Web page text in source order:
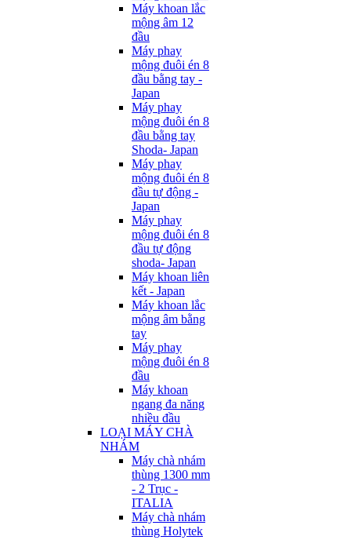
Máy khoan lắc
mộng âm 12
đầu
Máy phay
mộng đuôi én 8
đầu bằng tay -
Japan
Máy phay
mộng đuôi én 8
đầu bằng tay
Shoda- Japan
Máy phay
mộng đuôi én 8
đầu tự động -
Japan
Máy phay
mộng đuôi én 8
đầu tự động
shoda- Japan
Máy khoan liên
kết - Japan
Máy khoan lắc
mộng âm bằng
tay
Máy phay
mộng đuôi én 8
đầu
Máy khoan
ngang đa năng
nhiều đầu
LOẠI MÁY CHÀ
NHÁM
Máy chà nhám
thùng 1300 mm
- 2 Trục -
ITALIA
Máy chà nhám
thùng Holytek